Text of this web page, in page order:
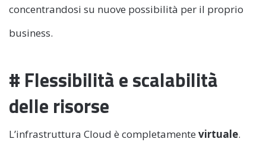
concentrandosi su nuove possibilità per il proprio
business.
# Flessibilità e scalabilità
delle risorse
L’infrastruttura Cloud è completamente virtuale.